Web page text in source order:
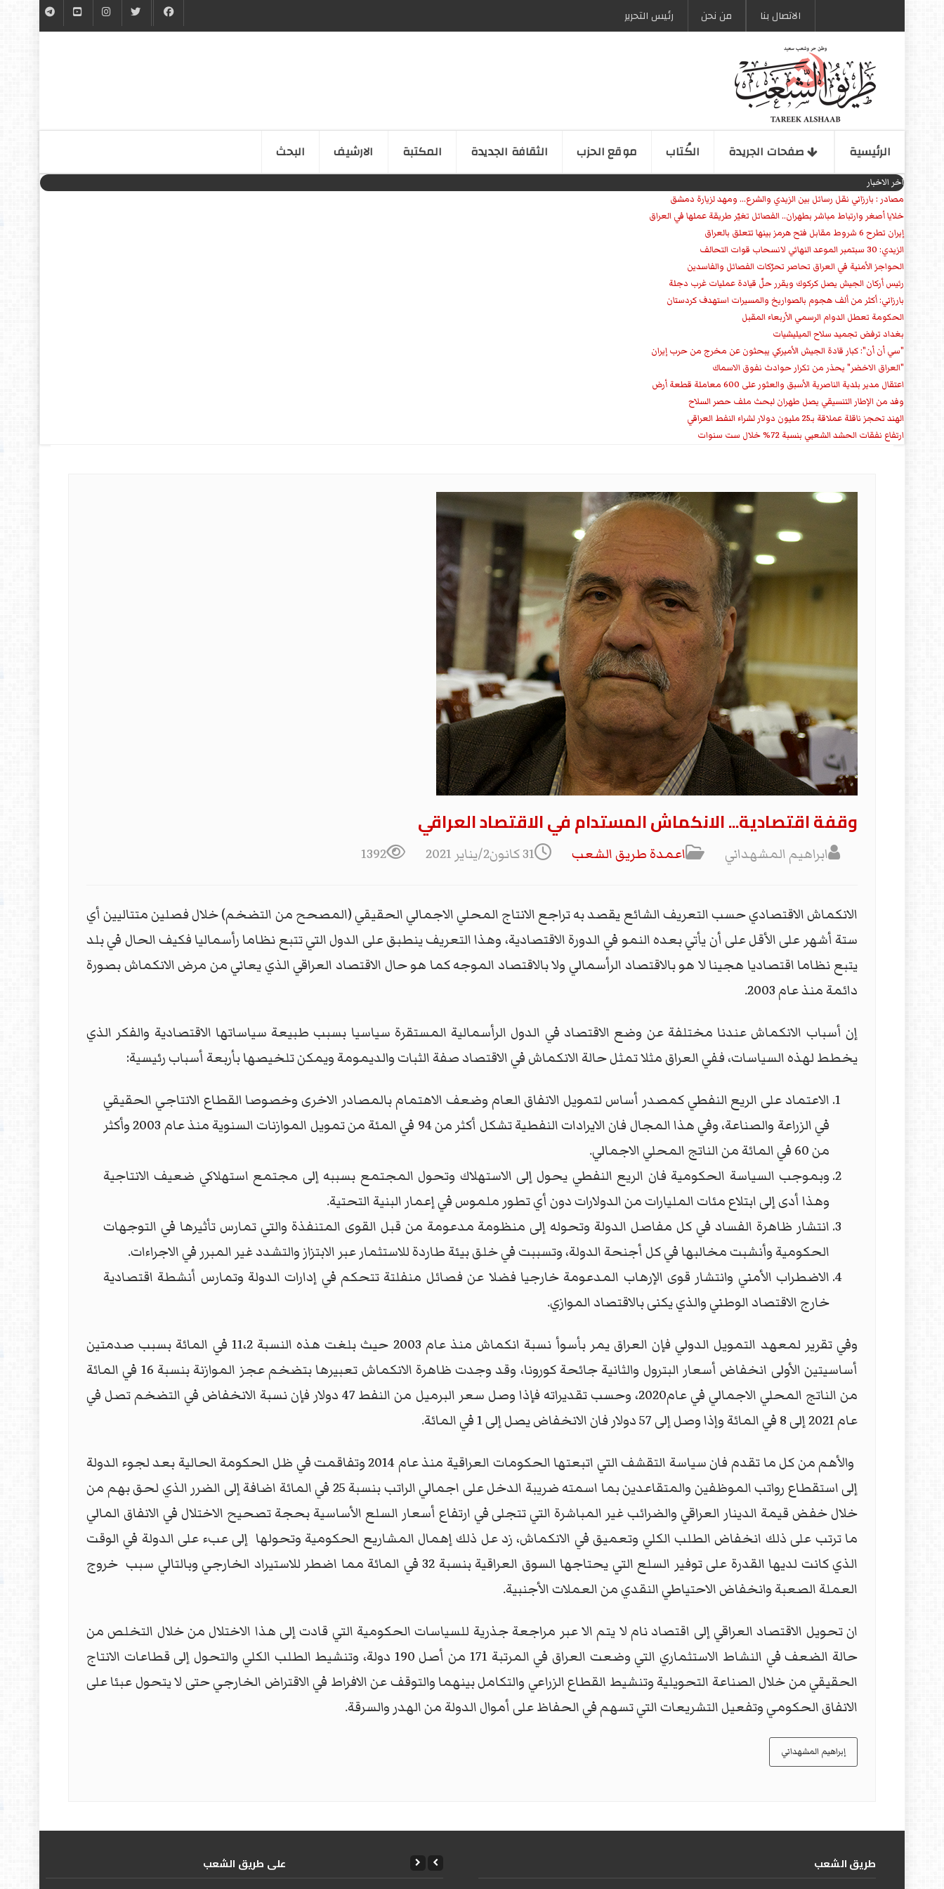
الاتصال بنا من نحن رئیس التحریر
الرئیسیة صفحات الجریدة الكُتاب موقع الحزب الثقافة الجدیدة المكتبة الارشیف البحث
اخر الاخبار
مصادر : بارزاني نقل رسائل بين الزيدي والشرع... ومهد لزيارة دمشق
خلايا أصغر وارتباط مباشر بطهران.. الفصائل تغيّر طريقة عملها في العراق
إيران تطرح 6 شروط مقابل فتح هرمز بينها تتعلق بالعراق
الزيدي: 30 سبتمبر الموعد النهائي لانسحاب قوات التحالف
الحواجز الأمنية في العراق تحاصر تحرّكات الفصائل والفاسدين
رئيس أركان الجيش يصل كركوك ويقرر حلّ قيادة عمليات غرب دجلة
بارزاني: أكثر من ألف هجوم بالصواريخ والمسيرات استهدف كردستان
الحكومة تعطل الدوام الرسمي الأربعاء المقبل
بغداد ترفض تجميد سلاح الميليشيات
"سي أن أن": كبار قادة الجيش الأميركي يبحثون عن مخرج من حرب إيران
"العراق الاخضر" يحذر من تكرار حوادث نفوق الاسماك
اعتقال مدير بلدية الناصرية الأسبق والعثور على 600 معاملة قطعة أرض
وفد من الإطار التنسيقي يصل طهران لبحث ملف حصر السلاح
الهند تحجز ناقلة عملاقة بـ25 مليون دولار لشراء النفط العراقي
ارتفاع نفقات الحشد الشعبي بنسبة 72% خلال ست سنوات
وقفة اقتصادية... الانكماش المستدام في الاقتصاد العراقي
ابراهيم المشهداني اعمدة طريق الشعب 31 كانون2/يناير 2021 1392
الانكماش الاقتصادي حسب التعريف الشائع يقصد به تراجع الانتاج المحلي الاجمالي الحقيقي (المصحح من التضخم) خلال فصلين متتاليين أي
ستة أشهر على الأقل على أن يأتي بعده النمو في الدورة الاقتصادية، وهذا التعريف ينطبق على الدول التي تتبع نظاما رأسماليا فكيف الحال في بلد
يتبع نظاما اقتصاديا هجينا لا هو بالاقتصاد الرأسمالي ولا بالاقتصاد الموجه كما هو حال الاقتصاد العراقي الذي يعاني من مرض الانكماش بصورة
دائمة منذ عام 2003.
إن أسباب الانكماش عندنا مختلفة عن وضع الاقتصاد في الدول الرأسمالية المستقرة سياسيا بسبب طبيعة سياساتها الاقتصادية والفكر الذي
يخطط لهذه السياسات، ففي العراق مثلا تمثل حالة الانكماش في الاقتصاد صفة الثبات والديمومة ويمكن تلخيصها بأربعة أسباب رئيسية:
الاعتماد على الريع النفطي كمصدر أساس لتمويل الانفاق العام وضعف الاهتمام بالمصادر الاخرى وخصوصا القطاع الانتاجي الحقيقي
في الزراعة والصناعة، وفي هذا المجال فان الايرادات النفطية تشكل أكثر من 94 في المئة من تمويل الموازنات السنوية منذ عام 2003 وأكثر
من 60 في المائة من الناتج المحلي الاجمالي.
وبموجب السياسة الحكومية فان الريع النفطي يحول إلى الاستهلاك وتحول المجتمع بسببه إلى مجتمع استهلاكي ضعيف الانتاجية
وهذا أدى إلى ابتلاع مئات المليارات من الدولارات دون أي تطور ملموس في إعمار البنية التحتية.
انتشار ظاهرة الفساد في كل مفاصل الدولة وتحوله إلى منظومة مدعومة من قبل القوى المتنفذة والتي تمارس تأثيرها في التوجهات
الحكومية وأنشبت مخالبها في كل أجنحة الدولة، وتسببت في خلق بيئة طاردة للاستثمار عبر الابتزاز والتشدد غير المبرر في الاجراءات.
الاضطراب الأمني وانتشار قوى الإرهاب المدعومة خارجيا فضلا عن فصائل منفلتة تتحكم في إدارات الدولة وتمارس أنشطة اقتصادية
خارج الاقتصاد الوطني والذي يكنى بالاقتصاد الموازي.
وفي تقرير لمعهد التمويل الدولي فإن العراق يمر بأسوأ نسبة انكماش منذ عام 2003 حيث بلغت هذه النسبة 11،2 في المائة بسبب صدمتين
أساسيتين الأولى انخفاض أسعار البترول والثانية جائحة كورونا، وقد وجدت ظاهرة الانكماش تعبيرها بتضخم عجز الموازنة بنسبة 16 في المائة
من الناتج المحلي الاجمالي في عام2020، وحسب تقديراته فإذا وصل سعر البرميل من النفط 47 دولار فإن نسبة الانخفاض في التضخم تصل في
عام 2021 إلى 8 في المائة وإذا وصل إلى 57 دولار فان الانخفاض يصل إلى 1 في المائة.
والأهم من كل ما تقدم فان سياسة التقشف التي اتبعتها الحكومات العراقية منذ عام 2014 وتفاقمت في ظل الحكومة الحالية بعد لجوء الدولة
إلى استقطاع رواتب الموظفين والمتقاعدين بما اسمته ضريبة الدخل على اجمالي الراتب بنسبة 25 في المائة اضافة إلى الضرر الذي لحق بهم من
خلال خفض قيمة الدينار العراقي والضرائب غير المباشرة التي تتجلى في ارتفاع أسعار السلع الأساسية بحجة تصحيح الاختلال في الانفاق المالي
ما ترتب على ذلك انخفاض الطلب الكلي وتعميق في الانكماش، زد عل ذلك إهمال المشاريع الحكومية وتحولها إلى عبء على الدولة في الوقت
الذي كانت لديها القدرة على توفير السلع التي يحتاجها السوق العراقية بنسبة 32 في المائة مما اضطر للاستيراد الخارجي وبالتالي سبب خروج
العملة الصعبة وانخفاض الاحتياطي النقدي من العملات الأجنبية.
ان تحويل الاقتصاد العراقي إلى اقتصاد نام لا يتم الا عبر مراجعة جذرية للسياسات الحكومية التي قادت إلى هذا الاختلال من خلال التخلص من
حالة الضعف في النشاط الاستثماري التي وضعت العراق في المرتبة 171 من أصل 190 دولة، وتنشيط الطلب الكلي والتحول إلى قطاعات الانتاج
الحقيقي من خلال الصناعة التحويلية وتنشيط القطاع الزراعي والتكامل بينهما والتوقف عن الافراط في الاقتراض الخارجي حتى لا يتحول عبئا على
الانفاق الحكومي وتفعيل التشريعات التي تسهم في الحفاظ على أموال الدولة من الهدر والسرقة.
إبراهيم المشهداني
طریق الشعب علی طریق الشعب